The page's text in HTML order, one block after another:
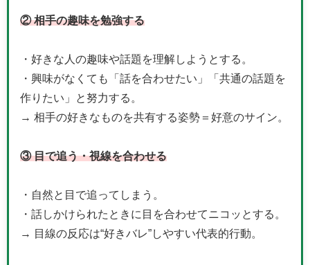
② 相手の趣味を勉強する
・好きな人の趣味や話題を理解しようとする。
・興味がなくても「話を合わせたい」「共通の話題を
作りたい」と努力する。
→ 相手の好きなものを共有する姿勢＝好意のサイン。
③ 目で追う・視線を合わせる
・自然と目で追ってしまう。
・話しかけられたときに目を合わせてニコッとする。
→ 目線の反応は“好きバレ”しやすい代表的行動。